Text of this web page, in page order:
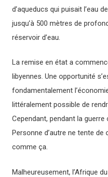
d’aqueducs qui puisait l’eau
jusqu’à 500 mètres de
réservoir d’eau.
La remise en état a
libyennes. Une opportunité
fondamentalement
littéralement possible de
Cependant, pendant la
Personne d’autre ne tente
comme ça.
Malheureusement, l’Afrique